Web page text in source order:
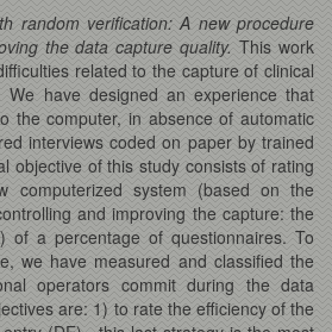
random verification: A new procedure
the data capture quality.This work
related to the capture of clinical
have designed an experience that
the computer, in absence of automatic
interviews coded on paper by trained
objective of this study consists of rating
computerized system (based on the
and improving the capture: the
of a percentage of questionnaires. To
we have measured and classified the
operators commit during the data
are: 1) to rate the efficiency of the